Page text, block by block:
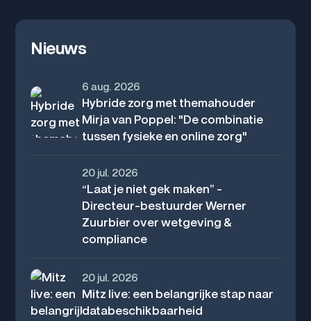
Nieuws
6 aug. 2026
Hybride zorg met themahouder
Mirja van Poppel: "De combinatie
tussen fysieke en online zorg"
20 jul. 2026
“Laat je niet gek maken” –
Directeur-bestuurder Werner
Zuurbier over wetgeving &
compliance
20 jul. 2026
Mitz live: een belangrijke stap naar
databeschikbaarheid